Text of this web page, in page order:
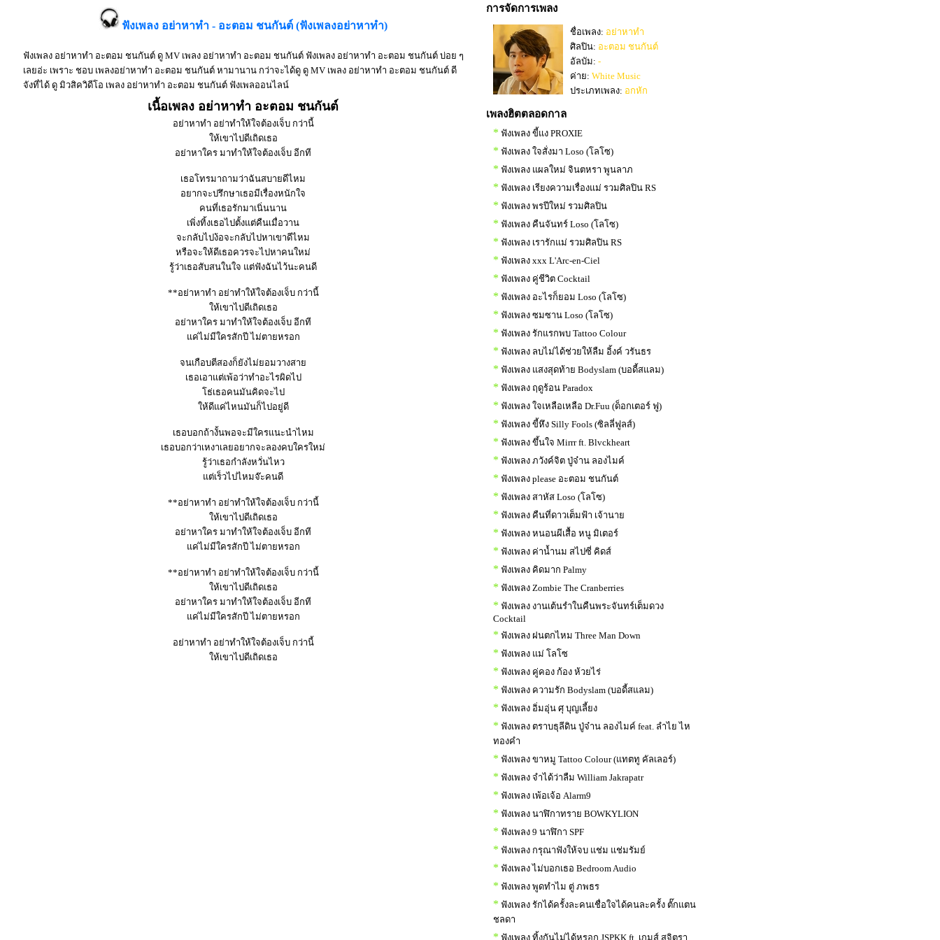
ฟังเพลง อย่าหาทำ - อะตอม ชนกันต์ (ฟังเพลงอย่าหาทำ)
ฟังเพลง อย่าหาทำ อะตอม ชนกันต์ ดู MV เพลง อย่าหาทำ อะตอม ชนกันต์ ฟังเพลง อย่าหาทำ อะตอม ชนกันต์ บ่อย ๆ
เลยอ่ะ เพราะ ชอบ เพลงอย่าหาทำ อะตอม ชนกันต์ หามานาน กว่าจะได้ดู ดู MV เพลง อย่าหาทำ อะตอม ชนกันต์ ดี
จังที่ได้ ดู มิวสิควิดีโอ เพลง อย่าหาทำ อะตอม ชนกันต์ ฟังเพลออนไลน์
เนื้อเพลง อย่าหาทำ อะตอม ชนกันต์
อย่าหาทำ อย่าทำให้ใจต้องเจ็บ กว่านี้
ให้เขาไปดีเถิดเธอ
อย่าหาใคร มาทำให้ใจต้องเจ็บ อีกที
เธอโทรมาถามว่าฉันสบายดีไหม
อยากจะปรึกษาเธอมีเรื่องหนักใจ
คนที่เธอรักมาเนิ่นนาน
เพิ่งทิ้งเธอไปตั้งแต่คืนเมื่อวาน
จะกลับไปง้อจะกลับไปหาเขาดีไหม
หรือจะให้ดีเธอควรจะไปหาคนใหม่
รู้ว่าเธอสับสนในใจ แต่ฟังฉันไว้นะคนดี
**อย่าหาทำ อย่าทำให้ใจต้องเจ็บ กว่านี้
ให้เขาไปดีเถิดเธอ
อย่าหาใคร มาทำให้ใจต้องเจ็บ อีกที
แค่ไม่มีใครสักปี ไม่ตายหรอก
จนเกือบตีสองก็ยังไม่ยอมวางสาย
เธอเอาแต่เพ้อว่าทำอะไรผิดไป
โธ่เธอคนมันคิดจะไป
ให้ดีแค่ไหนมันก็ไปอยู่ดี
เธอบอกถ้างั้นพอจะมีใครแนะนำไหม
เธอบอกว่าเหงาเลยอยากจะลองคบใครใหม่
รู้ว่าเธอกำลังหวั่นไหว
แต่เร็วไปไหมจ๊ะคนดี
**อย่าหาทำ อย่าทำให้ใจต้องเจ็บ กว่านี้
ให้เขาไปดีเถิดเธอ
อย่าหาใคร มาทำให้ใจต้องเจ็บ อีกที
แค่ไม่มีใครสักปี ไม่ตายหรอก
**อย่าหาทำ อย่าทำให้ใจต้องเจ็บ กว่านี้
ให้เขาไปดีเถิดเธอ
อย่าหาใคร มาทำให้ใจต้องเจ็บ อีกที
แค่ไม่มีใครสักปี ไม่ตายหรอก
อย่าหาทำ อย่าทำให้ใจต้องเจ็บ กว่านี้
ให้เขาไปดีเถิดเธอ
การจัดการเพลง
ชื่อเพลง: อย่าหาทำ
ศิลปิน: อะตอม ชนกันต์
อัลบัม: -
ค่าย: White Music
ประเภทเพลง: อกหัก
เพลงฮิตตลอดกาล
* ฟังเพลง ขี้แง PROXIE
* ฟังเพลง ใจสั่งมา Loso (โลโซ)
* ฟังเพลง แผลใหม่ จินตหรา พูนลาภ
* ฟังเพลง เรียงความเรื่องแม่ รวมศิลปิน RS
* ฟังเพลง พรปีใหม่ รวมศิลปิน
* ฟังเพลง คืนจันทร์ Loso (โลโซ)
* ฟังเพลง เรารักแม่ รวมศิลปิน RS
* ฟังเพลง xxx L'Arc-en-Ciel
* ฟังเพลง คู่ชีวิต Cocktail
* ฟังเพลง อะไรก็ยอม Loso (โลโซ)
* ฟังเพลง ซมซาน Loso (โลโซ)
* ฟังเพลง รักแรกพบ Tattoo Colour
* ฟังเพลง ลบไม่ได้ช่วยให้ลืม อิ้งค์ วรันธร
* ฟังเพลง แสงสุดท้าย Bodyslam (บอดี้สแลม)
* ฟังเพลง ฤดูร้อน Paradox
* ฟังเพลง ใจเหลือเหลือ Dr.Fuu (ด็อกเตอร์ ฟู)
* ฟังเพลง ขี้หึง Silly Fools (ซิลลี่ฟูลส์)
* ฟังเพลง ขึ้นใจ Mirrr ft. Blvckheart
* ฟังเพลง ภวังค์จิต ปู่จ๋าน ลองไมค์
* ฟังเพลง please อะตอม ชนกันต์
* ฟังเพลง สาหัส Loso (โลโซ)
* ฟังเพลง คืนที่ดาวเต็มฟ้า เจ้านาย
* ฟังเพลง หนอนผีเสื้อ หนู มิเตอร์
* ฟังเพลง ค่าน้ำนม สไปซี่ คิดส์
* ฟังเพลง คิดมาก Palmy
* ฟังเพลง Zombie The Cranberries
* ฟังเพลง งานเต้นรำในคืนพระจันทร์เต็มดวง
Cocktail
* ฟังเพลง ฝนตกไหม Three Man Down
* ฟังเพลง แม่ โลโซ
* ฟังเพลง คู่คอง ก้อง ห้วยไร่
* ฟังเพลง ความรัก Bodyslam (บอดี้สแลม)
* ฟังเพลง อิ่มอุ่น ศุ บุญเลี้ยง
* ฟังเพลง ตราบธุลีดิน ปู่จ๋าน ลองไมค์ feat. ลำไย ไห
ทองคำ
* ฟังเพลง ขาหมู Tattoo Colour (แทตทู คัลเลอร์)
* ฟังเพลง จำได้ว่าลืม William Jakrapatr
* ฟังเพลง เพ้อเจ้อ Alarm9
* ฟังเพลง นาฬิกาทราย BOWKYLION
* ฟังเพลง 9 นาฬิกา SPF
* ฟังเพลง กรุณาฟังให้จบ แช่ม แช่มรัมย์
* ฟังเพลง ไม่บอกเธอ Bedroom Audio
* ฟังเพลง พูดทำไม ตู่ ภพธร
* ฟังเพลง รักได้ครั้งละคนเชื่อใจได้คนละครั้ง ตั๊กแตน
ชลดา
* ฟังเพลง ทิ้งกันไม่ได้หรอก JSPKK ft. เกมส์ สุจิตรา